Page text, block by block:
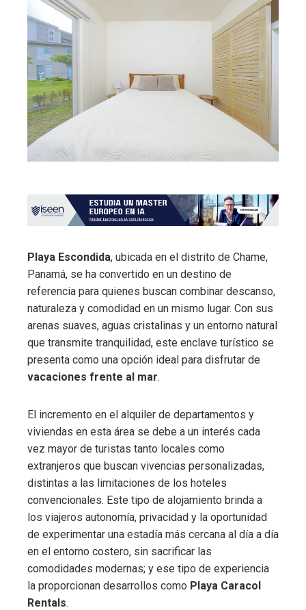
Playa Escondida, ubicada en el distrito de Chame,
Panamá, se ha convertido en un destino de
referencia para quienes buscan combinar descanso,
naturaleza y comodidad en un mismo lugar. Con sus
arenas suaves, aguas cristalinas y un entorno natural
que transmite tranquilidad, este enclave turístico se
presenta como una opción ideal para disfrutar de
vacaciones frente al mar.
El incremento en el alquiler de departamentos y
viviendas en esta área se debe a un interés cada
vez mayor de turistas tanto locales como
extranjeros que buscan vivencias personalizadas,
distintas a las limitaciones de los hoteles
convencionales. Este tipo de alojamiento brinda a
los viajeros autonomía, privacidad y la oportunidad
de experimentar una estadía más cercana al día a día
en el entorno costero, sin sacrificar las
comodidades modernas; y ese tipo de experiencia
la proporcionan desarrollos como Playa Caracol
Rentals.